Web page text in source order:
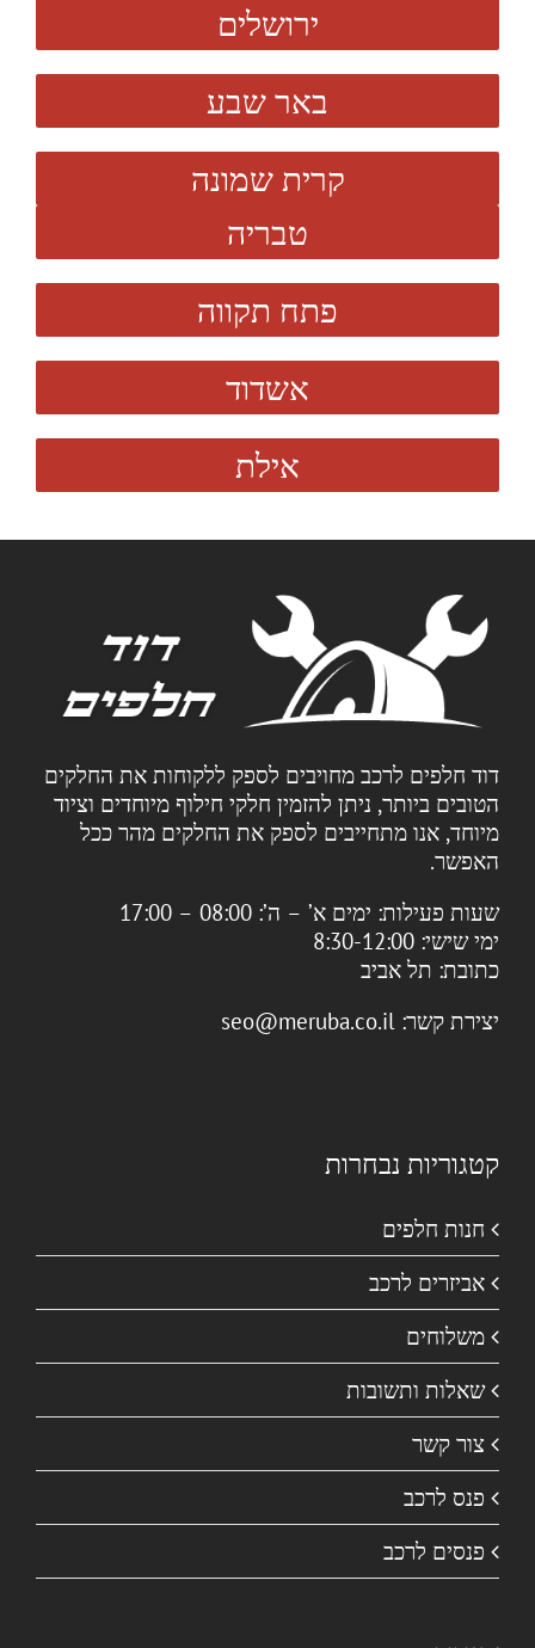
ירושלים
באר שבע
קרית שמונה
טבריה
פתח תקווה
אשדוד
אילת
דוד חלפים לרכב מחויבים לספק ללקוחות את החלקים
הטובים ביותר, ניתן להזמין חלקי חילוף מיוחדים וציוד
מיוחד, אנו מתחייבים לספק את החלקים מהר ככל
האפשר.
שעות פעילות: ימים א’ – ה’: 08:00 – 17:00
ימי שישי: 8:30-12:00
כתובת: תל אביב
יצירת קשר: seo@meruba.co.il
קטגוריות נבחרות
חנות חלפים
אביזרים לרכב
משלוחים
שאלות ותשובות
צור קשר
פנס לרכב
פנסים לרכב